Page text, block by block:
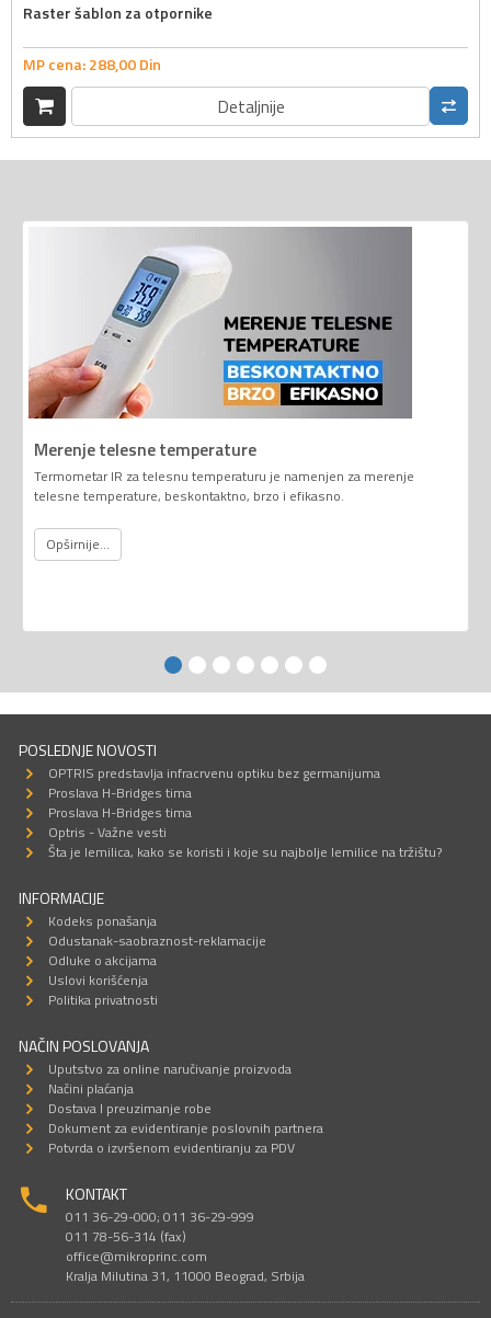
Raster šablon za otpornike
MP cena:288,00Din
Detaljnije
Merenje telesne temperature
Termometar IR za telesnu temperaturu je namenjen za merenje
telesne temperature, beskontaktno, brzo i efikasno.
Opširnije...
POSLEDNJE NOVOSTI
OPTRIS predstavlja infracrvenu optiku bez germanijuma
Proslava H-Bridges tima
Proslava H-Bridges tima
Optris - Važne vesti
Šta je lemilica, kako se koristi i koje su najbolje lemilice na tržištu?
INFORMACIJE
Kodeks ponašanja
Odustanak-saobraznost-reklamacije
Odluke o akcijama
Uslovi korišćenja
Politika privatnosti
NAČIN POSLOVANJA
Uputstvo za online naručivanje proizvoda
Načini plaćanja
Dostava I preuzimanje robe
Dokument za evidentiranje poslovnih partnera
Potvrda o izvršenom evidentiranju za PDV
KONTAKT
011 36-29-000; 011 36-29-999
011 78-56-314 (fax)
office@mikroprinc.com
Kralja Milutina 31, 11000 Beograd, Srbija